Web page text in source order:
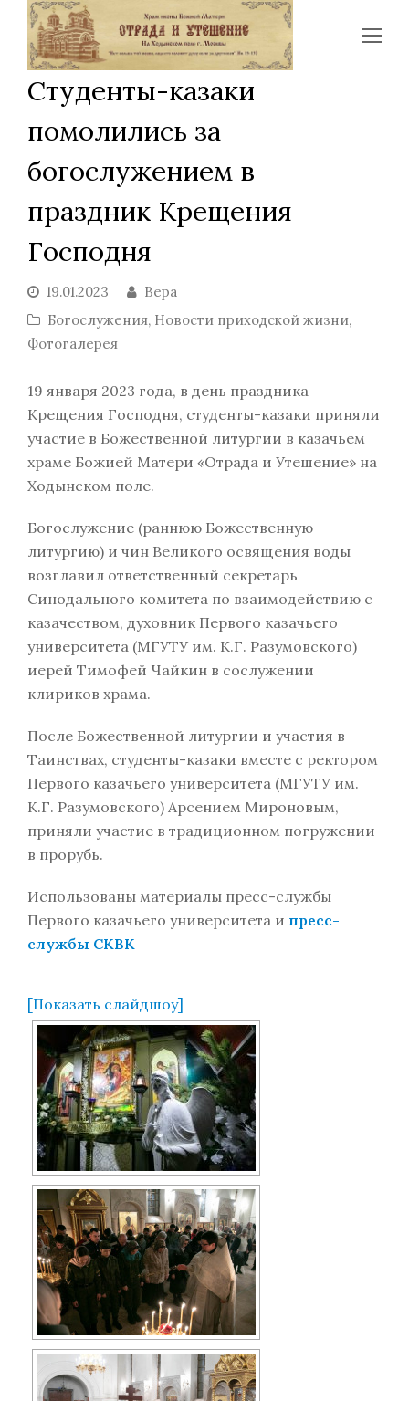
Студенты-казаки
помолились за
богослужением в
праздник Крещения
Господня
19.01.2023
Вера
Богослужения, Новости приходской жизни,
Фотогалерея
19 января 2023 года, в день праздника
Крещения Господня, студенты-казаки приняли
участие в Божественной литургии в казачьем
храме Божией Матери «Отрада и Утешение» на
Ходынском поле.
Богослужение (раннюю Божественную
литургию) и чин Великого освящения воды
возглавил ответственный секретарь
Синодального комитета по взаимодействию с
казачеством, духовник Первого казачьего
университета (МГУТУ им. К.Г. Разумовского)
иерей Тимофей Чайкин в сослужении
клириков храма.
После Божественной литургии и участия в
Таинствах, студенты-казаки вместе с ректором
Первого казачьего университета (МГУТУ им.
К.Г. Разумовского) Арсением Мироновым,
приняли участие в традиционном погружении
в прорубь.
Использованы материалы пресс-службы
Первого казачьего университета и пресс-
службы СКВК
[Показать слайдшоу]